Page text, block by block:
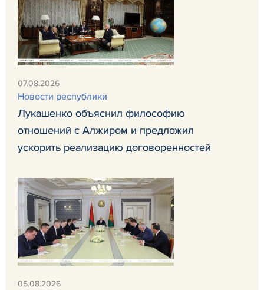
07.08.2026
Новости республики
Лукашенко объяснил философию
отношений с Алжиром и предложил
ускорить реализацию договоренностей
05.08.2026